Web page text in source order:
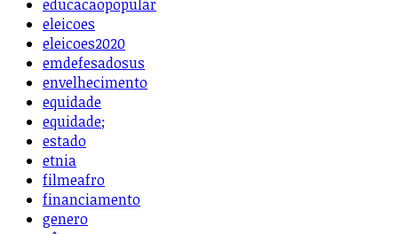
educacaopopular
eleicoes
eleicoes2020
emdefesadosus
envelhecimento
equidade
equidade;
estado
etnia
filmeafro
financiamento
genero